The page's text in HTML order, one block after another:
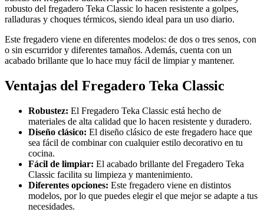
robusto del fregadero Teka Classic lo hacen resistente a golpes,
ralladuras y choques térmicos, siendo ideal para un uso diario.
Este fregadero viene en diferentes modelos: de dos o tres senos, con
o sin escurridor y diferentes tamaños. Además, cuenta con un
acabado brillante que lo hace muy fácil de limpiar y mantener.
Ventajas del Fregadero Teka Classic
Robustez: El Fregadero Teka Classic está hecho de
materiales de alta calidad que lo hacen resistente y duradero.
Diseño clásico: El diseño clásico de este fregadero hace que
sea fácil de combinar con cualquier estilo decorativo en tu
cocina.
Fácil de limpiar: El acabado brillante del Fregadero Teka
Classic facilita su limpieza y mantenimiento.
Diferentes opciones: Este fregadero viene en distintos
modelos, por lo que puedes elegir el que mejor se adapte a tus
necesidades.